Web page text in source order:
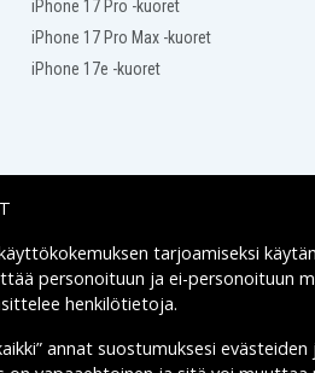
iPhone 17 Pro -kuoret
iPhone 17 Pro Max -kuoret
iPhone 17e -kuoret
Toimitusvaihtoehdot
tarjoamiseksi
personoituun ja ei-personoituun
henkilötietoja.
annat suostumuksesi